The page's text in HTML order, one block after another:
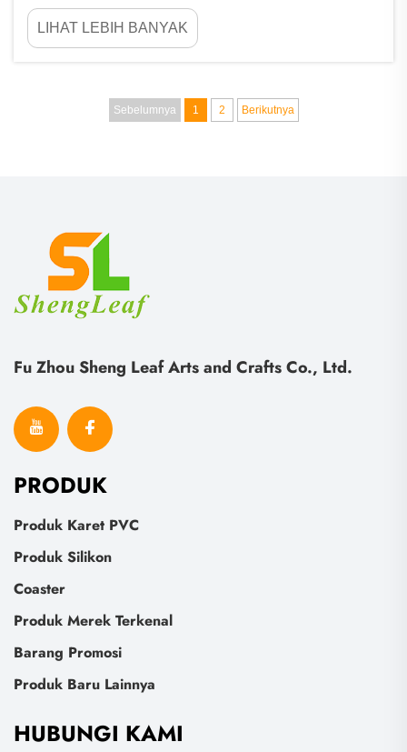
komponen silikon standar. Di Fu Zhou ShengLeaf,
kami memahami bahwa memilih jenis yang tepat
dapat memberikan perbedaan besar bagi proyek
LIHAT LEBIH BANYAK
Sebelumnya 1 2 Berikutnya
Fu Zhou Sheng Leaf Arts and Crafts Co., Ltd.
PRODUK
Produk Karet PVC
Produk Silikon
Coaster
Produk Merek Terkenal
Barang Promosi
Produk Baru Lainnya
HUBUNGI KAMI